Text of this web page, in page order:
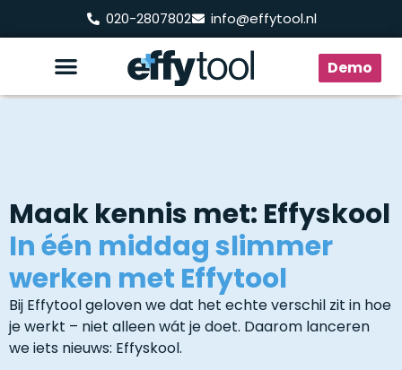
020-2807802 info@effytool.nl
Demo
Maak kennis met: Effyskool
In één middag slimmer
werken met Effytool
Bij Effytool geloven we dat het echte verschil zit in hoe
je werkt – niet alleen wát je doet. Daarom lanceren
we iets nieuws: Effyskool.